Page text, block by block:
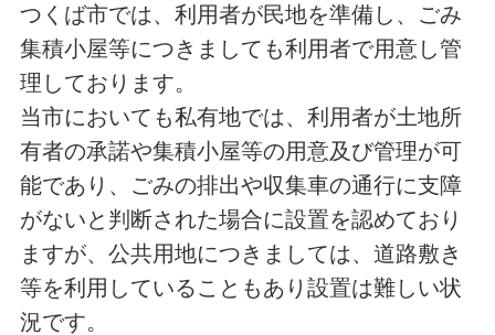
つくば市では、利用者が民地を準備し、ごみ
集積小屋等につきましても利用者で用意し管
理しております。
当市においても私有地では、利用者が土地所
有者の承諾や集積小屋等の用意及び管理が可
能であり、ごみの排出や収集車の通行に支障
がないと判断された場合に設置を認めており
ますが、公共用地につきましては、道路敷き
等を利用していることもあり設置は難しい状
況です。